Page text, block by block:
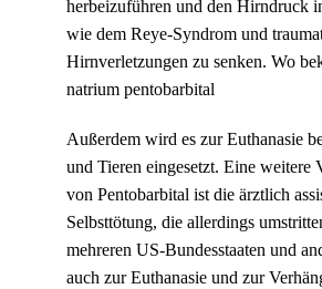
herbeizuführen und den Hirndruck
wie dem Reye-Syndrom und
Hirnverletzungen zu senken. Wo
natrium pentobarbital
Außerdem wird es zur Euthanasie
und Tieren eingesetzt. Eine weitere
von Pentobarbital ist die ärztlich
Selbsttötung, die allerdings
mehreren US-Bundesstaaten und
auch zur Euthanasie und zur